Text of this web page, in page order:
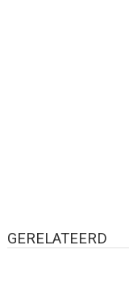
GERELATEERD